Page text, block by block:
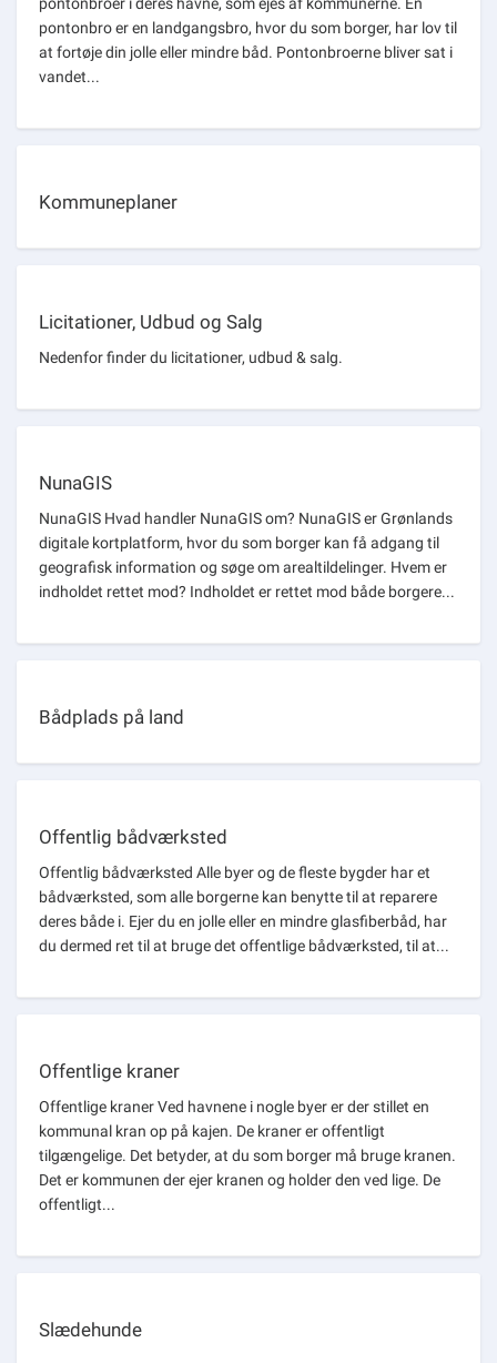
pontonbro er en landgangsbro, hvor du som borger, har lov til
at fortøje din jolle eller mindre båd. Pontonbroerne bliver sat i
vandet...
Kommuneplaner
Licitationer, Udbud og Salg
Nedenfor finder du licitationer, udbud & salg.
NunaGIS
NunaGIS Hvad handler NunaGIS om? NunaGIS er Grønlands
digitale kortplatform, hvor du som borger kan få adgang til
geografisk information og søge om arealtildelinger. Hvem er
indholdet rettet mod? Indholdet er rettet mod både borgere...
Bådplads på land
Offentlig bådværksted
Offentlig bådværksted Alle byer og de fleste bygder har et
bådværksted, som alle borgerne kan benytte til at reparere
deres både i. Ejer du en jolle eller en mindre glasfiberbåd, har
du dermed ret til at bruge det offentlige bådværksted, til at...
Offentlige kraner
Offentlige kraner Ved havnene i nogle byer er der stillet en
kommunal kran op på kajen. De kraner er offentligt
tilgængelige. Det betyder, at du som borger må bruge kranen.
Det er kommunen der ejer kranen og holder den ved lige. De
offentligt...
Slædehunde